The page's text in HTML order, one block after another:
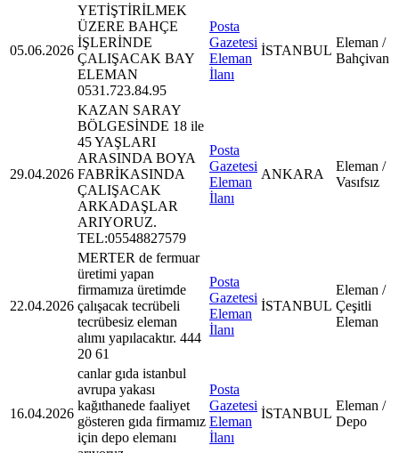
05.06.2026
YETİŞTİRİLMEK
ÜZERE BAHÇE
İŞLERİNDE
ÇALIŞACAK BAY
ELEMAN
0531.723.84.95
Posta
Gazetesi
Eleman
İlanı
İSTANBUL
Eleman /
Bahçivan
29.04.2026
KAZAN SARAY
BÖLGESİNDE 18 ile
45 YAŞLARI
ARASINDA BOYA
FABRİKASINDA
ÇALIŞACAK
ARKADAŞLAR
ARIYORUZ.
TEL:05548827579
Posta
Gazetesi
Eleman
İlanı
ANKARA
Eleman /
Vasıfsız
22.04.2026
MERTER de fermuar
üretimi yapan
firmamıza üretimde
çalışacak tecrübeli
tecrübesiz eleman
alımı yapılacaktır. 444
20 61
Posta
Gazetesi
Eleman
İlanı
İSTANBUL
Eleman /
Çeşitli
Eleman
16.04.2026
canlar gıda istanbul
avrupa yakası
kağıthanede faaliyet
gösteren gıda firmamız
için depo elemanı
Posta
Gazetesi
Eleman
İlanı
İSTANBUL
Eleman /
Depo